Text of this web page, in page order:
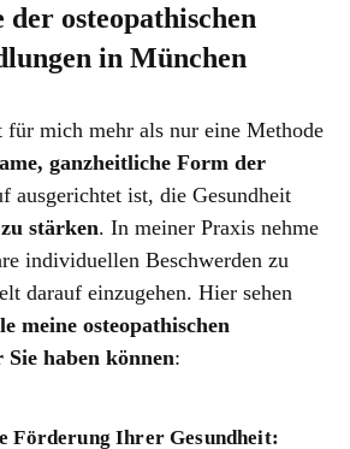
osteopathischen
in München
für mich mehr als nur eine Methode
ganzheitliche Form der
ausgerichtet ist, die Gesundheit
stärken. In meiner Praxis nehme
individuellen Beschwerden zu
darauf einzugehen. Hier sehen
meine osteopathischen
haben können:
Förderung Ihrer Gesundheit: